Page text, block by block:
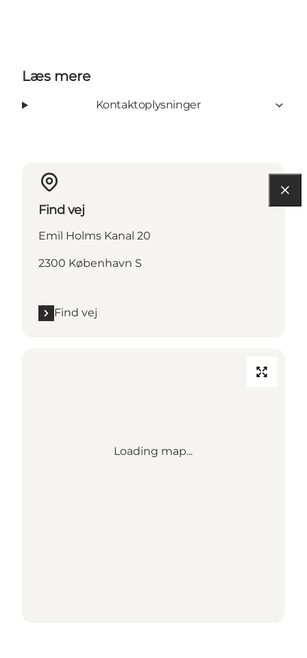
Læs mere
Kontaktoplysninger
Find vej
Emil Holms Kanal 20
2300 København S
Find vej
Loading map...